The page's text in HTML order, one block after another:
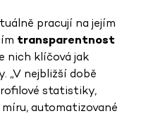
pracují na jejím
transparentnost
nich klíčová jak
„V nejbližší době
statistiky,
automatizované